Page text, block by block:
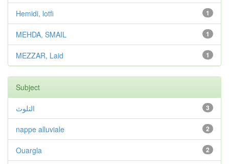
1
Hemidi, lotfi
1
MEHDA, SMAIL
1
MEZZAR, Laid
Subject
3 التلوث
2
nappe alluviale
2
Ouargla